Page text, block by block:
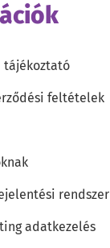
tájékoztató
feltételek
rendszer
adatkezelés